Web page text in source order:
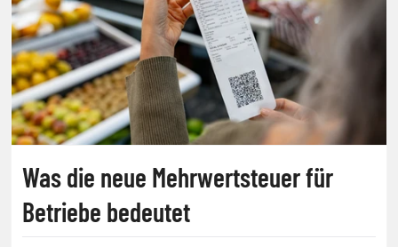
Was die neue Mehrwertsteuer für
Betriebe bedeutet